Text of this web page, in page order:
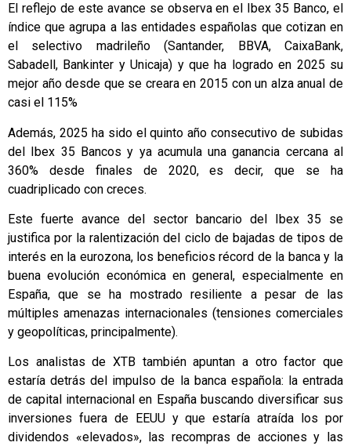
El reflejo de este avance se observa en el Ibex 35 Banco, el
índice que agrupa a las entidades españolas que cotizan en
el selectivo madrileño (Santander, BBVA, CaixaBank,
Sabadell, Bankinter y Unicaja) y que ha logrado en 2025 su
mejor año desde que se creara en 2015 con un alza anual de
casi el 115%
Además, 2025 ha sido el quinto año consecutivo de subidas
del Ibex 35 Bancos y ya acumula una ganancia cercana al
360% desde finales de 2020, es decir, que se ha
cuadriplicado con creces.
Este fuerte avance del sector bancario del Ibex 35 se
justifica por la ralentización del ciclo de bajadas de tipos de
interés en la eurozona, los beneficios récord de la banca y la
buena evolución económica en general, especialmente en
España, que se ha mostrado resiliente a pesar de las
múltiples amenazas internacionales (tensiones comerciales
y geopolíticas, principalmente).
Los analistas de XTB también apuntan a otro factor que
estaría detrás del impulso de la banca española: la entrada
de capital internacional en España buscando diversificar sus
inversiones fuera de EEUU y que estaría atraída los por
dividendos «elevados», las recompras de acciones y las